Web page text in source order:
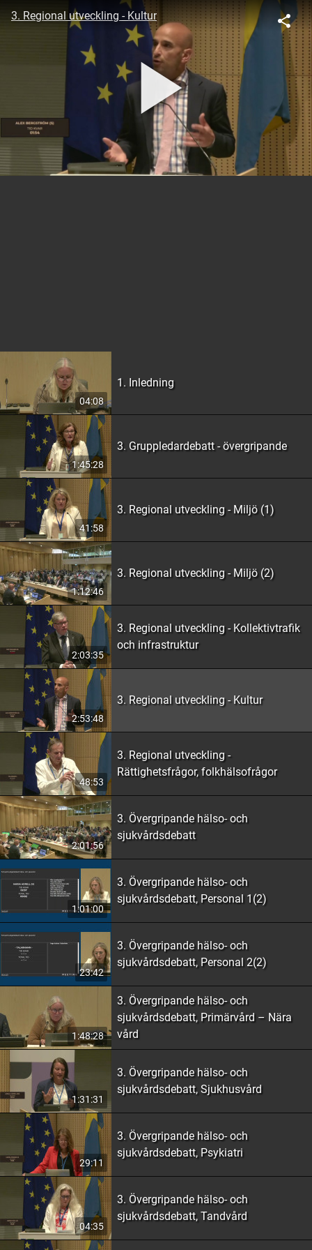
3. Regional utveckling - Kultur
04:08
1. Inledning
1:45:28
3. Gruppledardebatt - övergripande
41:58
3. Regional utveckling - Miljö (1)
1:12:46
3. Regional utveckling - Miljö (2)
2:03:35
3. Regional utveckling - Kollektivtrafik
och infrastruktur
2:53:48
3. Regional utveckling - Kultur
48:53
3. Regional utveckling -
Rättighetsfrågor, folkhälsofrågor
2:01:56
3. Övergripande hälso- och
sjukvårdsdebatt
1:01:00
3. Övergripande hälso- och
sjukvårdsdebatt, Personal 1(2)
23:42
3. Övergripande hälso- och
sjukvårdsdebatt, Personal 2(2)
1:48:28
3. Övergripande hälso- och
sjukvårdsdebatt, Primärvård – Nära
vård
1:31:31
3. Övergripande hälso- och
sjukvårdsdebatt, Sjukhusvård
29:11
3. Övergripande hälso- och
sjukvårdsdebatt, Psykiatri
04:35
3. Övergripande hälso- och
sjukvårdsdebatt, Tandvård